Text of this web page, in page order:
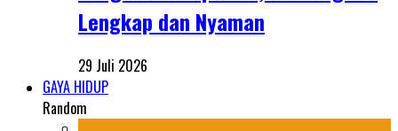
Lengkap dan Nyaman
29 Juli 2026
GAYA HIDUP
Random